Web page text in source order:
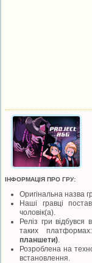
ІНФОРМАЦІЯ ПРО ГРУ:
Оригінальна назва
Наші гравці
чоловік(а).
Реліз гри відбувся
таких
планшети)
Розроблена на
встановлення.